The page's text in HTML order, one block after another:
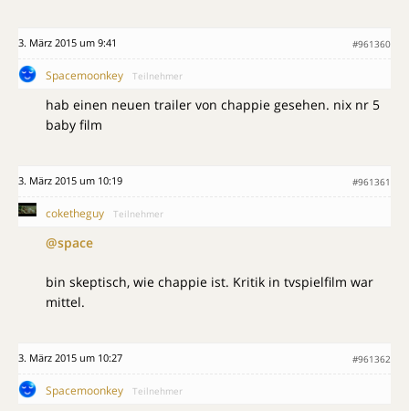
3. März 2015 um 9:41 #961360
Spacemoonkey Teilnehmer
hab einen neuen trailer von chappie gesehen. nix nr 5
baby film
3. März 2015 um 10:19 #961361
coketheguy Teilnehmer
@space
bin skeptisch, wie chappie ist. Kritik in tvspielfilm war
mittel.
3. März 2015 um 10:27 #961362
Spacemoonkey Teilnehmer